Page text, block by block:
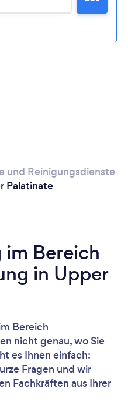
...
und Reinigungsdienste
Palatinate
Bereich
in Upper
Bereich
nicht genau, wo Sie
es Ihnen einfach:
Fragen und wir
Fachkräften aus Ihrer